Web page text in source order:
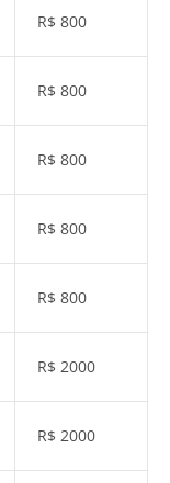
R$ 800
R$ 800
R$ 800
R$ 800
R$ 800
R$ 2000
R$ 2000